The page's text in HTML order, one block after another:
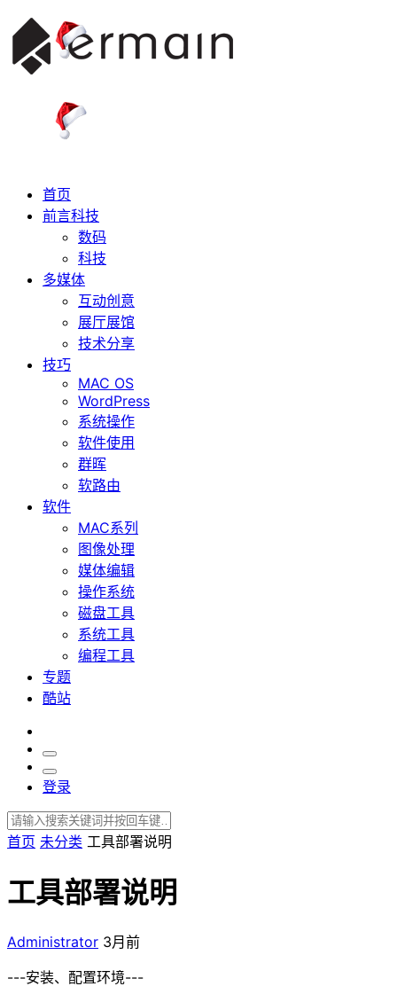
首页
前言科技
数码
科技
多媒体
互动创意
展厅展馆
技术分享
技巧
MAC OS
WordPress
系统操作
软件使用
群晖
软路由
软件
MAC系列
图像处理
媒体编辑
操作系统
磁盘工具
系统工具
编程工具
专题
酷站
登录
首页 未分类 工具部署说明
工具部署说明
Administrator 3月前
---安装、配置环境---